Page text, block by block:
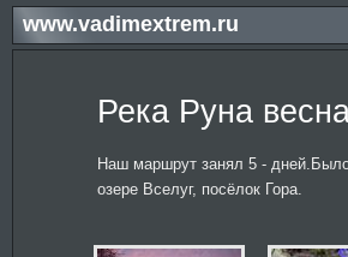
www.vadimextrem.ru
Река Руна
Наш маршрут занял 5 -
озере Вселуг, посёлок Гора.